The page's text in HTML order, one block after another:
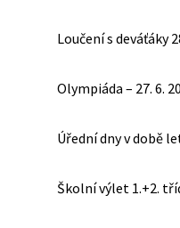
Loučení s deváťáky
Olympiáda – 27. 6.
Úřední dny v době
Školní výlet 1.+2.